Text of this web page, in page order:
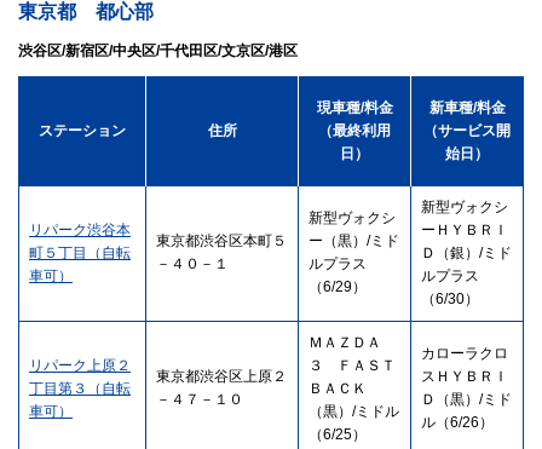
東京都 都心部
渋谷区/新宿区/中央区/千代田区/文京区/港区
ステーション 住所
現車種/料金
（最終利用
日）
新車種/料金
（サービス開
始日）
リパーク渋谷本
町５丁目（自転
車可）
東京都渋谷区本町５
－４０－１
新型ヴォクシ
ー（黒）/ミド
ルプラス
（6/29）
新型ヴォクシ
ーＨＹＢＲＩ
Ｄ（銀）/ミド
ルプラス
（6/30）
リパーク上原２
丁目第３（自転
車可）
東京都渋谷区上原２
－４７－１０
ＭＡＺＤＡ
３ ＦＡＳＴ
ＢＡＣＫ
（黒）/ミドル
（6/25）
カローラクロ
スＨＹＢＲＩ
Ｄ（黒）/ミド
ル（6/26）